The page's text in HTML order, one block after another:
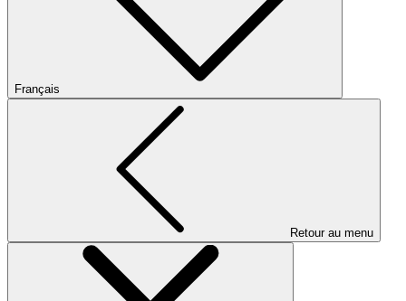
Français
Retour au menu